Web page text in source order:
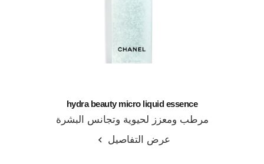
hydra beauty micro liquid essence
مرطب ومعزز لحيوية وتجانس البشرة
عرض التفاصيل